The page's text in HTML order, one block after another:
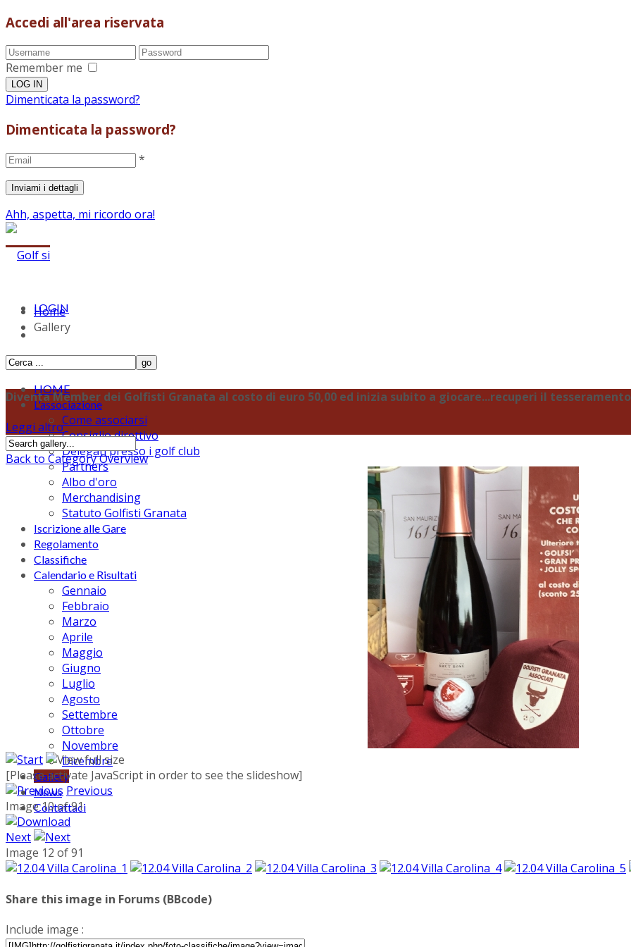
Accedi all'area riservata
Remember me
Dimenticata la password?
Dimenticata la password?
*
Ahh, aspetta, mi ricordo ora!
LOGIN
HOME
L'associazione
Come associarsi
Consiglio direttivo
Delegati presso i golf club
Partners
Albo d'oro
Merchandising
Statuto Golfisti Granata
Iscrizione alle Gare
Regolamento
Classifiche
Calendario e Risultati
Gennaio
Febbraio
Marzo
Aprile
Maggio
Giugno
Luglio
Agosto
Settembre
Ottobre
Novembre
Dicembre
Gallery
News
Contattaci
Home
Gallery
Diventa Member dei Golfisti Granata al costo di euro 50,00 ed inizia subito a giocare...recuperi il
Leggi altro
Back to Category Overview
[Please activate JavaScript in order to see the slideshow]
Previous
Image 10 of 91
Next
Image 12 of 91
Share this image in Forums (BBcode)
Include image :